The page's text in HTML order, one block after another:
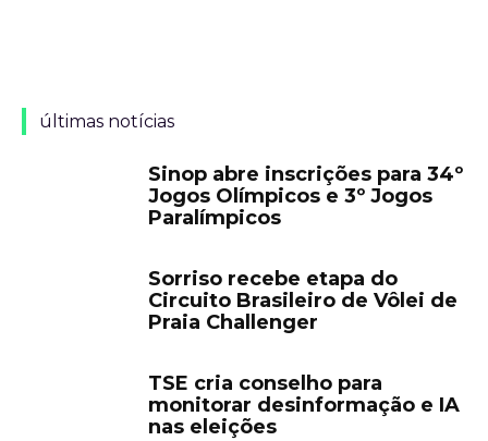
últimas notícias
Sinop abre inscrições para 34º
Jogos Olímpicos e 3º Jogos
Paralímpicos
Sorriso recebe etapa do
Circuito Brasileiro de Vôlei de
Praia Challenger
TSE cria conselho para
monitorar desinformação e IA
nas eleições